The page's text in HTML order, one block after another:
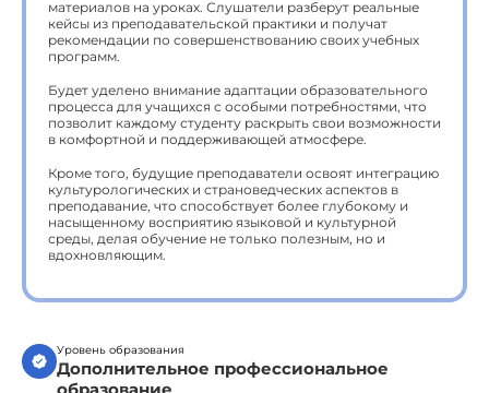
материалов на уроках. Слушатели разберут реальные
кейсы из преподавательской практики и получат
рекомендации по совершенствованию своих учебных
программ.
Будет уделено внимание адаптации образовательного
процесса для учащихся с особыми потребностями, что
позволит каждому студенту раскрыть свои возможности
в комфортной и поддерживающей атмосфере.
Кроме того, будущие преподаватели освоят интеграцию
культурологических и страноведческих аспектов в
преподавание, что способствует более глубокому и
насыщенному восприятию языковой и культурной
среды, делая обучение не только полезным, но и
вдохновляющим.
Уровень образования
Дополнительное профессиональное